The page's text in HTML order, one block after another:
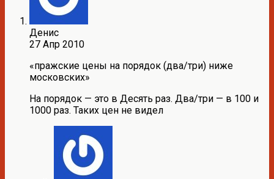
Денис
27 Апр 2010
«пражские цены на порядок (два/три) ниже
московских»
На порядок — это в Десять раз. Два/три — в 100 и
1000 раз. Таких цен не видел